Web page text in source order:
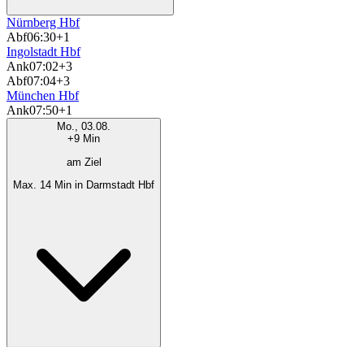
Nürnberg Hbf
Abf06:30+1
Ingolstadt Hbf
Ank07:02+3
Abf07:04+3
München Hbf
Ank07:50+1
Mo., 03.08.
+9 Min
am Ziel
Max. 14 Min in Darmstadt Hbf